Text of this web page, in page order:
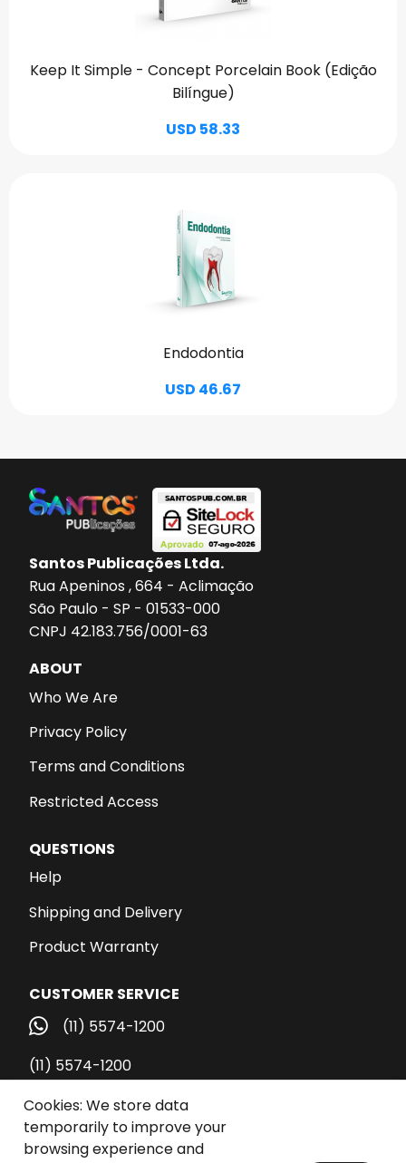
Keep It Simple - Concept Porcelain Book (Edição
Bilíngue)
USD 58.33
Endodontia
USD 46.67
Santos Publicações Ltda.
Rua Apeninos , 664 - Aclimação
São Paulo - SP - 01533-000
CNPJ 42.183.756/0001-63
ABOUT
Who We Are
Privacy Policy
Terms and Conditions
Restricted Access
QUESTIONS
Help
Shipping and Delivery
Product Warranty
CUSTOMER SERVICE
(11) 5574-1200
(11) 5574-1200
vendas@santospub.com.br
Call Center
Cookies: We store data
temporarily to improve your
browsing experience and